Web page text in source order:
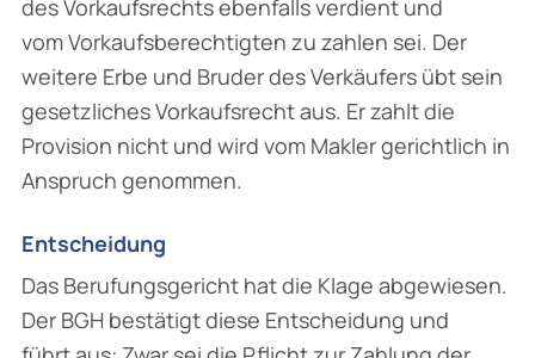
des Vorkaufsrechts ebenfalls verdient und
vom Vorkaufsberechtigten zu zahlen sei. Der
weitere Erbe und Bruder des Verkäufers übt sein
gesetzliches Vorkaufsrecht aus. Er zahlt die
Provision nicht und wird vom Makler gerichtlich in
Anspruch genommen.
Entscheidung
Das Berufungsgericht hat die Klage abgewiesen.
Der BGH bestätigt diese Entscheidung und